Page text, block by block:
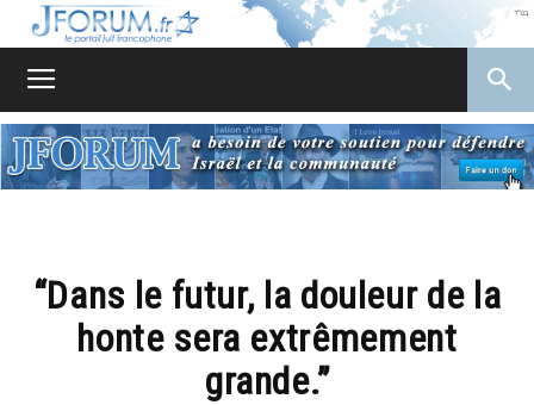
“Dans le futur, la douleur de la
honte sera extrêmement
grande.”